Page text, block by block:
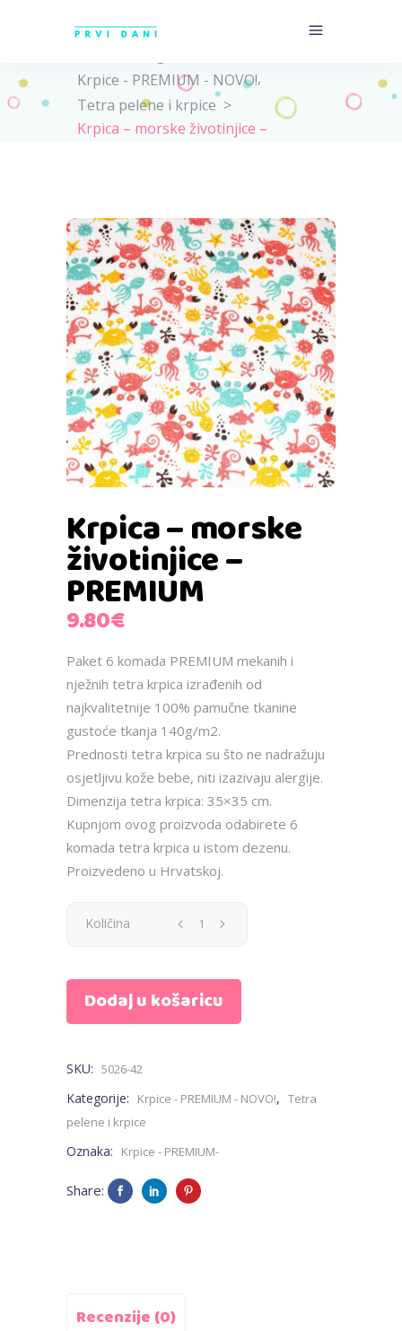
Krpice - PREMIUM - NOVO!,
Tetra pelene i krpice >
Krpica – morske životinjice –
Krpica – morske
životinjice –
PREMIUM
9.80€
Paket 6 komada PREMIUM mekanih i
nježnih tetra krpica izrađenih od
najkvalitetnije 100% pamučne tkanine
gustoće tkanja 140g/m2.
Prednosti tetra krpica su što ne nadražuju
osjetljivu kože bebe, niti izazivaju alergije.
Dimenzija tetra krpica: 35×35 cm.
Kupnjom ovog proizvoda odabirete 6
komada tetra krpica u istom dezenu.
Proizvedeno u Hrvatskoj.
Krpica
morske
-
PREMIUM
quantity
Količina
Dodaj u košaricu
SKU: 5026-42
Kategorije: Krpice - PREMIUM - NOVO!, Tetra
pelene i krpice
Oznaka: Krpice - PREMIUM-
Share:
Recenzije (0)